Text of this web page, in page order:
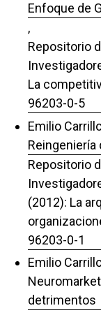
Enfoque de
,
Repositorio
La
96203-0-5
Emilio
Reingeniería
Repositorio
(2012): La
96203-0-1
Emilio
detrimentos